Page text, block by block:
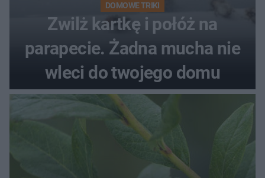
DOMOWE TRIKI
Zwilż kartkę i połóż na
parapecie. Żadna mucha nie
wleci do twojego domu